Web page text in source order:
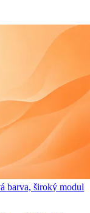
barva, široký modul